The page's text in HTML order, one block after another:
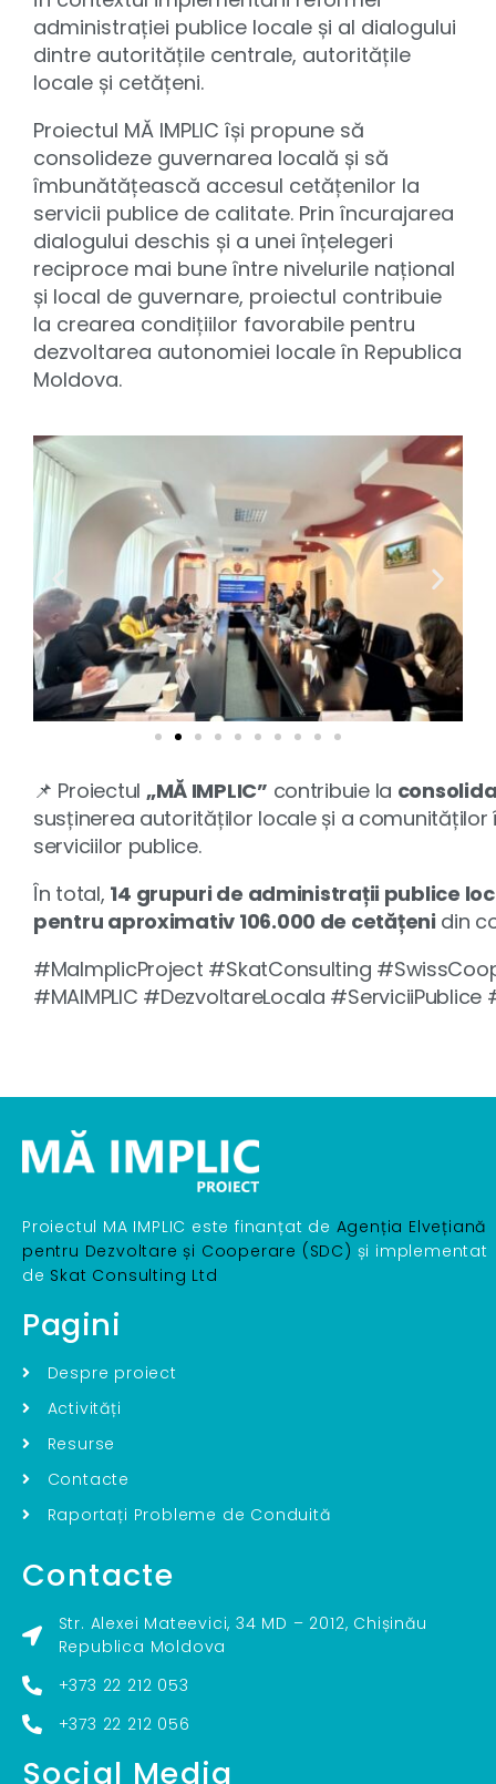
administrației publice locale și al dialogului
dintre autoritățile centrale, autoritățile
locale și cetățeni.
Proiectul MĂ IMPLIC își propune să
consolideze guvernarea locală și să
îmbunătățească accesul cetățenilor la
servicii publice de calitate. Prin încurajarea
dialogului deschis și a unei înțelegeri
reciproce mai bune între nivelurile național
și local de guvernare, proiectul contribuie
la crearea condițiilor favorabile pentru
dezvoltarea autonomiei locale în Republica
Moldova.
📌 Proiectul „MĂ IMPLIC” contribuie la
susținerea autorităților locale și a
serviciilor publice.
În total, 14 grupuri de administrații publice
pentru aproximativ 106.000 de cetățeni din
#MaImplicProject #SkatConsulting
#MAIMPLIC #DezvoltareLocala
Proiectul MA IMPLIC este finanțat de Agenția Elvețiană
pentru Dezvoltare și Cooperare (SDC) și implementat
de Skat Consulting Ltd
Pagini
Despre proiect
Activități
Resurse
Contacte
Raportați Probleme de Conduită
Contacte
Str. Alexei Mateevici, 34 MD – 2012, Chișinău
Republica Moldova
+373 22 212 053
+373 22 212 056
Social Media